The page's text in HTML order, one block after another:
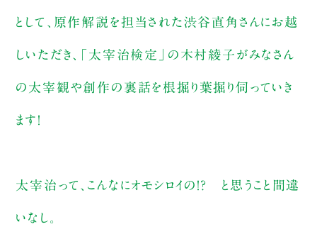
として、原作解説を担当された渋谷直角さんにお越
しいただき、「太宰治検定」の木村綾子がみなさん
の太宰観や創作の裏話を根掘り葉掘り伺っていき
ます！
太宰治って、こんなにオモシロイの！？ と思うこと間違
いなし。